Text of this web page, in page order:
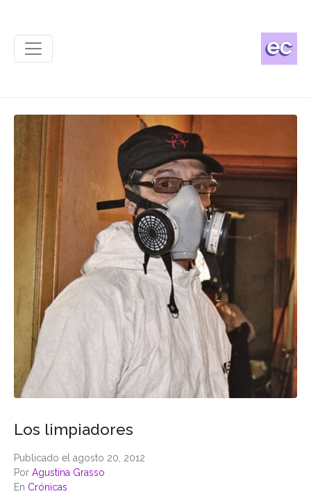
Publicado el agosto 20, 2012
Por Agustina Grasso
En Crónicas
Los limpiadores